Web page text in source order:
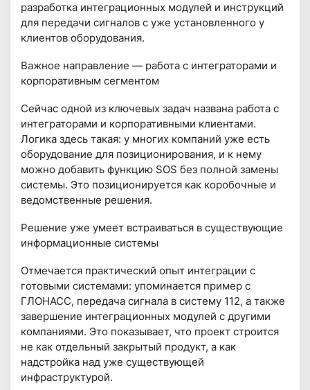
разработка интеграционных модулей и инструкций
для передачи сигналов с уже установленного у
клиентов оборудования.
Важное направление — работа с интеграторами и
корпоративным сегментом
Сейчас одной из ключевых задач названа работа с
интеграторами и корпоративными клиентами.
Логика здесь такая: у многих компаний уже есть
оборудование для позиционирования, и к нему
можно добавить функцию SOS без полной замены
системы. Это позиционируется как коробочные и
ведомственные решения.
Решение уже умеет встраиваться в существующие
информационные системы
Отмечается практический опыт интеграции с
готовыми системами: упоминается пример с
ГЛОНАСС, передача сигнала в систему 112, а также
завершение интеграционных модулей с другими
компаниями. Это показывает, что проект строится
не как отдельный закрытый продукт, а как
надстройка над уже существующей
инфраструктурой.